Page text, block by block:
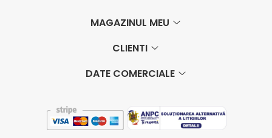
MAGAZINUL MEU
CLIENTI
DATE COMERCIALE